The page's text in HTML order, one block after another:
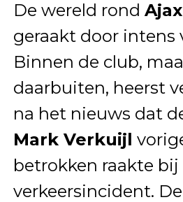
De wereld rond Ajax
geraakt door intens
Binnen de club,
daarbuiten, heerst
na het nieuws dat
Mark Verkuijl
betrokken raakte
verkeersincident.